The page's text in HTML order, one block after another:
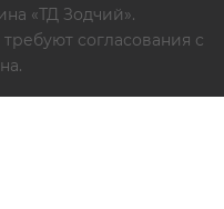
«ТД Зодчий».
согласования с